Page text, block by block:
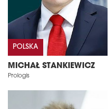
POLSKA
MICHAŁ STANKIEWICZ
Prologis